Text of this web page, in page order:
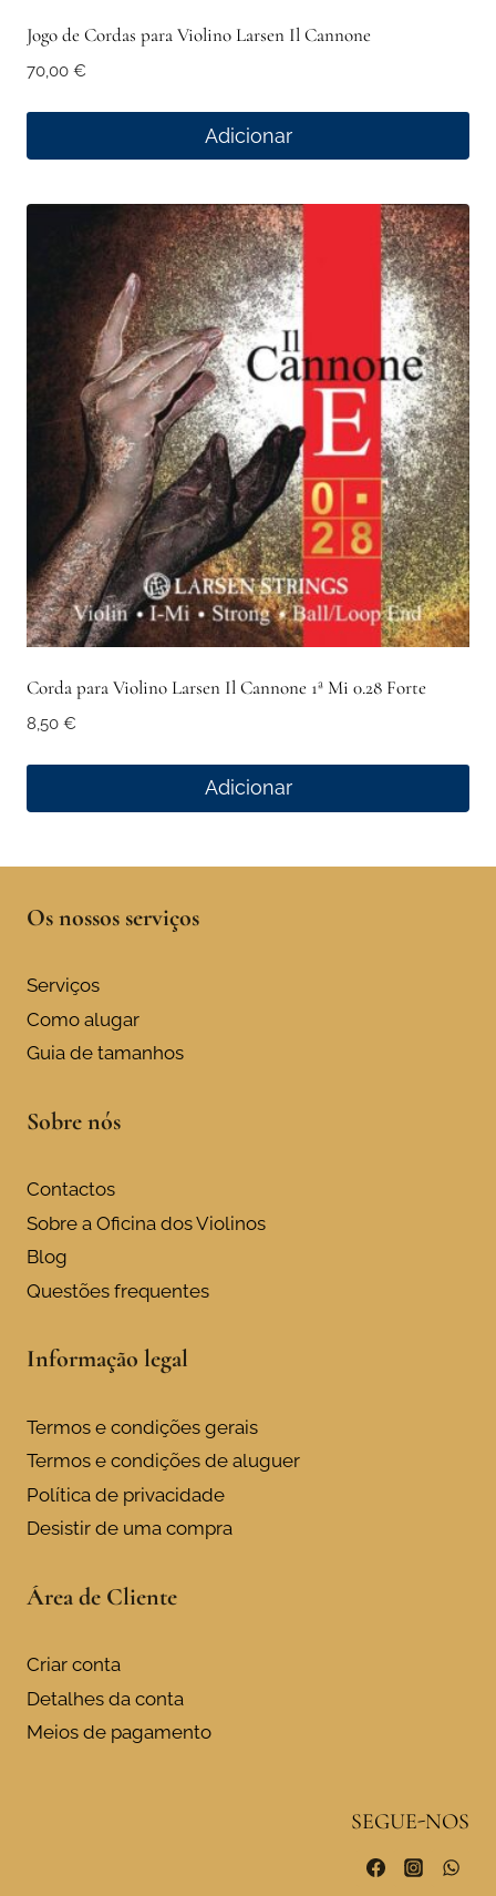
Jogo de Cordas para Violino Larsen Il Cannone
70,00 €
Adicionar
Corda para Violino Larsen Il Cannone 1ª Mi 0.28 Forte
8,50 €
Adicionar
Os nossos serviços
Serviços
Como alugar
Guia de tamanhos
Sobre nós
Contactos
Sobre a Oficina dos Violinos
Blog
Questões frequentes
Informação legal
Termos e condições gerais
Termos e condições de aluguer
Política de privacidade
Desistir de uma compra
Área de Cliente
Criar conta
Detalhes da conta
Meios de pagamento
SEGUE-NOS